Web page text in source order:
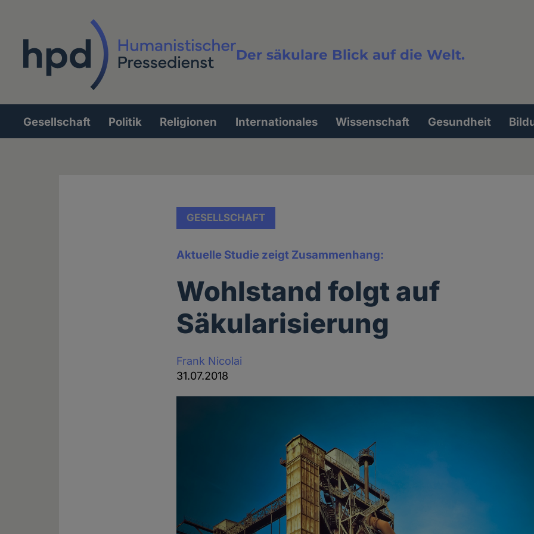
Der säkulare Blick auf die Welt.
Volltextsuche
Hauptnavigation
Gesellschaft Politik Religionen Internationales Wissenschaft Gesundheit
GESELLSCHAFT
Aktuelle Studie zeigt Zusammenhang:
Wohlstand folgt auf
Säkularisierung
Frank Nicolai
31.07.2018